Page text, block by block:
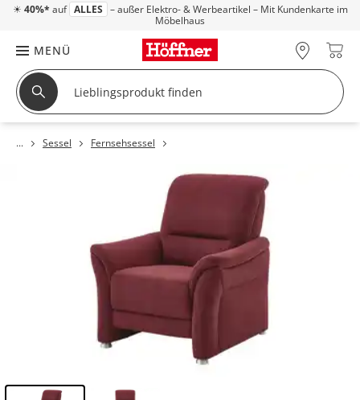
☀ 40%* auf ALLES – außer Elektro- & Werbeartikel – Mit Kundenkarte im
Möbelhaus
MENÜ
Sessel Fernsehsessel